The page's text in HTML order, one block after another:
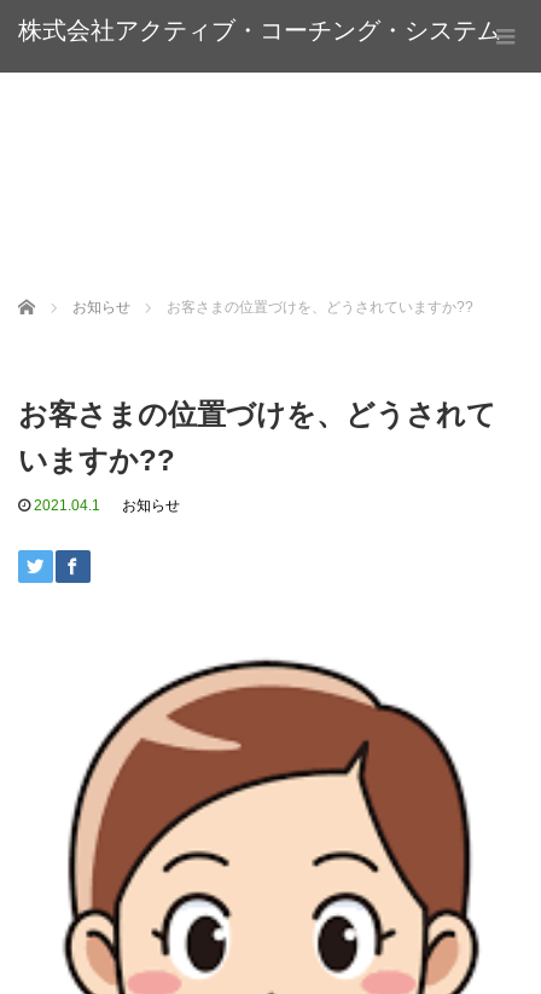
株式会社アクティブ・コーチング・システム
Home お知らせ お客さまの位置づけを、どうされていますか??
お客さまの位置づけを、どうされて
いますか??
2021.04.1 お知らせ